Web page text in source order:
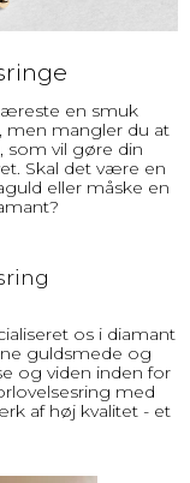
en smuk
men mangler du at
som vil gøre din
Skal det være en
eller måske en
os i diamant
guldsmede og
og viden inden for
med
af høj kvalitet - et